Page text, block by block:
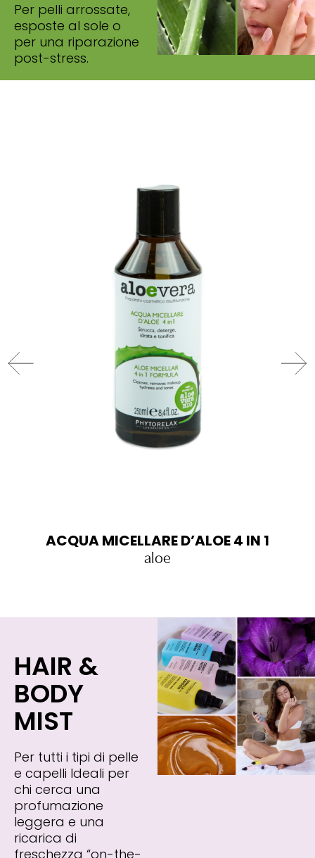
Per pelli arrossate,
esposte al sole o
per una riparazione
post-stress.
ACQUA MICELLARE D’ALOE 4 IN 1
aloe
HAIR &
BODY
MIST
Per tutti i tipi di pelle
e capelli Ideali per
chi cerca una
profumazione
leggera e una
ricarica di
freschezza “on-the-